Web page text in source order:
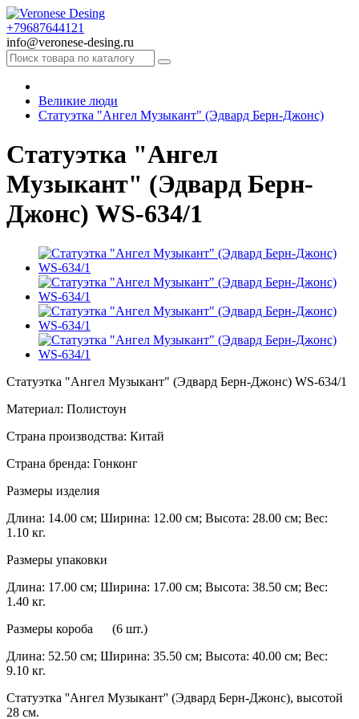
+79687644121
info@veronese-desing.ru
Великие люди
Статуэтка "Ангел Музыкант" (Эдвард Берн-Джонс)
Статуэтка "Ангел
Музыкант" (Эдвард Берн-
Джонс) WS-634/1
Статуэтка "Ангел Музыкант" (Эдвард Берн-Джонс) WS-634/1
Материал: Полистоун
Страна производства: Китай
Страна бренда: Гонконг
Размеры изделия
Длина: 14.00 см; Ширина: 12.00 см; Высота: 28.00 см; Вес:
1.10 кг.
Размеры упаковки
Длина: 17.00 см; Ширина: 17.00 см; Высота: 38.50 см; Вес:
1.40 кг.
Размеры короба (6 шт.)
Длина: 52.50 см; Ширина: 35.50 см; Высота: 40.00 см; Вес:
9.10 кг.
Статуэтка ''Ангел Музыкант'' (Эдвард Берн-Джонс), высотой
28 см.